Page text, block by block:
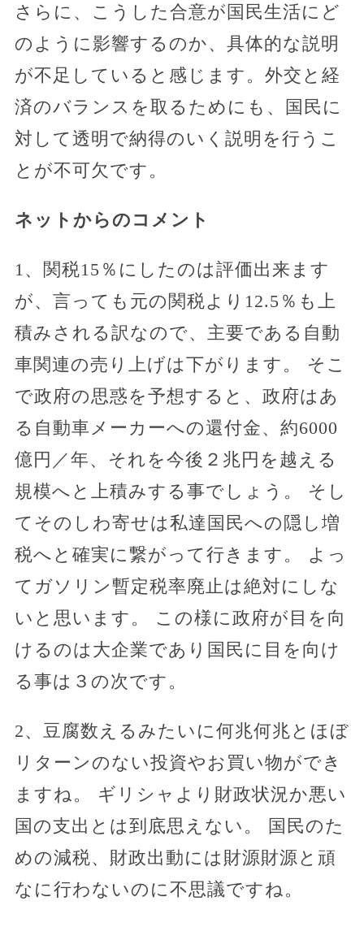
さらに、こうした合意が国民生活にど
のように影響するのか、具体的な説明
が不足していると感じます。外交と経
済のバランスを取るためにも、国民に
対して透明で納得のいく説明を行うこ
とが不可欠です。
ネットからのコメント
1、関税15％にしたのは評価出来ます
が、言っても元の関税より12.5％も上
積みされる訳なので、主要である自動
車関連の売り上げは下がります。 そこ
で政府の思惑を予想すると、政府はあ
る自動車メーカーへの還付金、約6000
億円／年、それを今後２兆円を越える
規模へと上積みする事でしょう。 そし
てそのしわ寄せは私達国民への隠し増
税へと確実に繋がって行きます。 よっ
てガソリン暫定税率廃止は絶対にしな
いと思います。 この様に政府が目を向
けるのは大企業であり国民に目を向け
る事は３の次です。
2、豆腐数えるみたいに何兆何兆とほぼ
リターンのない投資やお買い物ができ
ますね。 ギリシャより財政状況か悪い
国の支出とは到底思えない。 国民のた
めの減税、財政出動には財源財源と頑
なに行わないのに不思議ですね。